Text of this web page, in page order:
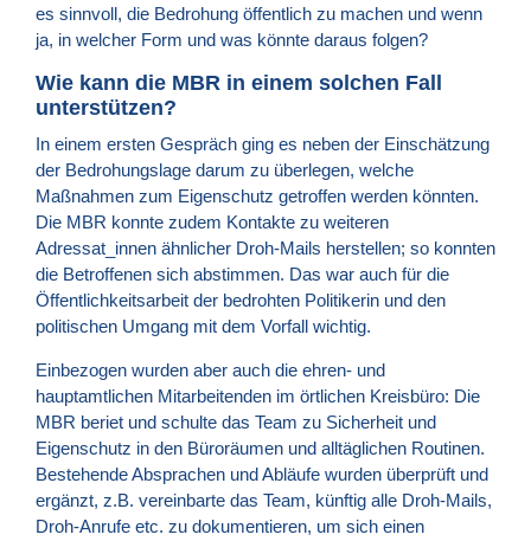
es sinnvoll, die Bedrohung öffentlich zu machen und wenn
ja, in welcher Form und was könnte daraus folgen?
Wie kann die MBR in einem solchen Fall
unterstützen?
In einem ersten Gespräch ging es neben der Einschätzung
der Bedrohungslage darum zu überlegen, welche
Maßnahmen zum Eigenschutz getroffen werden könnten.
Die MBR konnte zudem Kontakte zu weiteren
Adressat_innen ähnlicher Droh-Mails herstellen; so konnten
die Betroffenen sich abstimmen. Das war auch für die
Öffentlichkeitsarbeit der bedrohten Politikerin und den
politischen Umgang mit dem Vorfall wichtig.
Einbezogen wurden aber auch die ehren- und
hauptamtlichen Mitarbeitenden im örtlichen Kreisbüro: Die
MBR beriet und schulte das Team zu Sicherheit und
Eigenschutz in den Büroräumen und alltäglichen Routinen.
Bestehende Absprachen und Abläufe wurden überprüft und
ergänzt, z.B. vereinbarte das Team, künftig alle Droh-Mails,
Droh-Anrufe etc. zu dokumentieren, um sich einen